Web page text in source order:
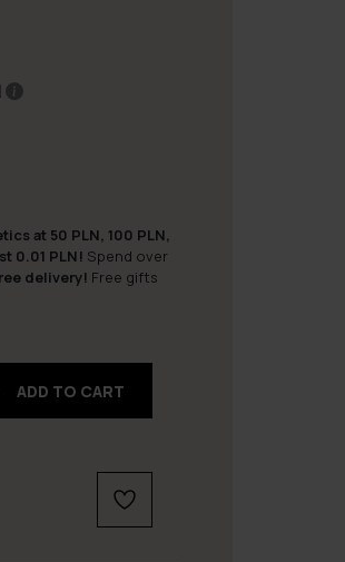
at 50 PLN, 100 PLN,
0.01 PLN! Spend over
delivery! Free gifts
ADD TO CART